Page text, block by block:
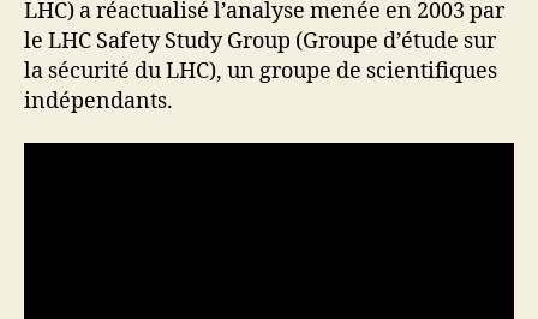
LHC) a réactualisé l’analyse menée en 2003 par
le LHC Safety Study Group (Groupe d’étude sur
la sécurité du LHC), un groupe de scientifiques
indépendants.